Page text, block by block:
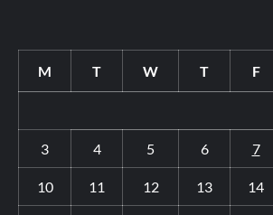
M T W T F
3 4 5 6 7
10 11 12 13 14